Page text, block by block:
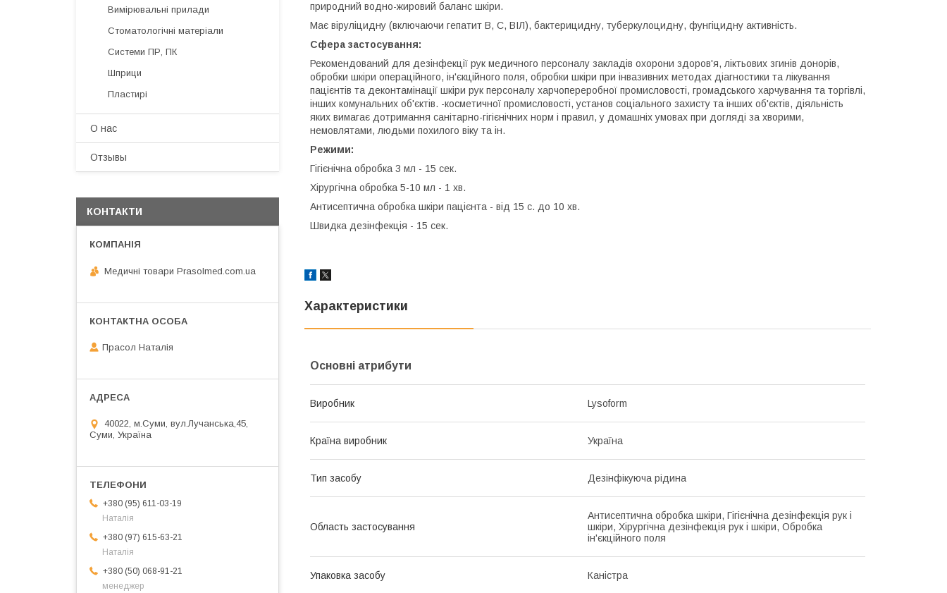
природний водно-жировий баланс шкіри.
Має віруліцидну (включаючи гепатит В, С, ВІЛ), бактерицидну, туберкулоцидну, фунгіцидну активність.
Сфера застосування:
Рекомендований для дезінфекції рук медичного персоналу закладів охорони здоров'я, ліктьових згинів донорів,
обробки шкіри операційного, ін'єкційного поля, обробки шкіри при інвазивних методах діагностики та лікування
пацієнтів та деконтамінації шкіри рук персоналу харчопереробної промисловості, громадського харчування та торгівлі,
інших комунальних об'єктів. -косметичної промисловості, установ соціального захисту та інших об'єктів, діяльність
яких вимагає дотримання санітарно-гігієнічних норм і правил, у домашніх умовах при догляді за хворими,
немовлятами, людьми похилого віку та ін.
Режими:
Гігієнічна обробка 3 мл - 15 сек.
Хірургічна обробка 5-10 мл - 1 хв.
Антисептична обробка шкіри пацієнта - від 15 с. до 10 хв.
Швидка дезінфекція - 15 сек.
Характеристики
Основні атрибути
Виробник Lysoform
Країна виробник Україна
Тип засобу Дезінфікуюча рідина
Область застосування
Антисептична обробка шкіри, Гігієнічна дезінфекція рук і
шкіри, Хірургічна дезінфекція рук і шкіри, Обробка
ін'єкційного поля
Упаковка засобу Каністра
Вимірювальні прилади
Стоматологічні матеріали
Системи ПР, ПК
Шприци
Пластирі
О нас
Отзывы
КОНТАКТИ
Медичні товари Prasolmed.com.ua
Прасол Наталія
40022, м.Суми, вул.Лучанська,45,
Суми, Україна
+380 (95) 611-03-19
Наталія
+380 (97) 615-63-21
Наталія
+380 (50) 068-91-21
менеджер